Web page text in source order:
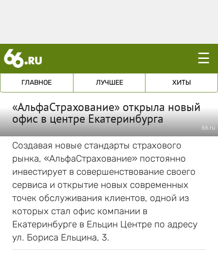
☰
ГЛАВНОЕ ЛУЧШЕЕ ХИТЫ
«АльфаСтрахование» открыла новый
офис в центре Екатеринбурга
66.ru
Создавая новые стандарты страхового
рынка, «АльфаСтрахование» постоянно
инвестирует в совершенствование своего
сервиса и открытие новых современных
точек обслуживания клиентов, одной из
которых стал офис компании в
Екатеринбурге в Ельцин Центре по адресу
ул. Бориса Ельцина, 3.